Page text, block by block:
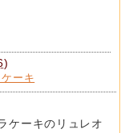
)
ーキ
ケーキのリュレオ